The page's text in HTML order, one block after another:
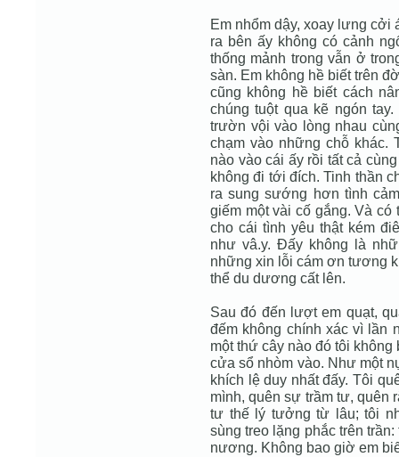
Em nhổm dậy, xoay lưng cởi
ra bên ấy không có cảnh
thống mảnh trong vẫn ở
sàn. Em không hề biết trên
cũng không hề biết cách
chúng tuột qua kẽ ngón
trườn vội vào lòng nhau
chạm vào những chỗ khác.
nào vào cái ấy rồi tất cả
không đi tới đích. Tinh thần
ra sung sướng hơn tình
giếm một vài cố gắng. Và
cho cái tình yêu thật kém
như vâ.y. Đấy không là
những xin lỗi cám ơn tương
thể du dương cất lên.
Sau đó đến lượt em quạt,
đếm không chính xác vì lần
một thứ cây nào đó tôi
cửa sổ nhòm vào. Như một
khích lệ duy nhất đấy. Tôi
mình, quên sự trầm tư, quên
tư thế lý tưởng từ lâu; tôi
sùng treo lặng phắc trên
nương. Không bao giờ em